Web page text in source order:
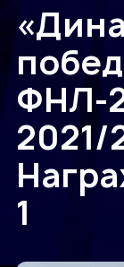
ФНЛ-
2021/
1